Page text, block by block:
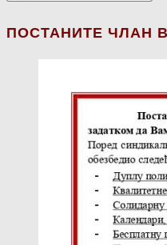
ПОСТАНИТЕ ЧЛАН